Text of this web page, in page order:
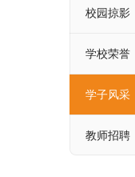
校园掠影
学校荣誉
学子风采
教师招聘